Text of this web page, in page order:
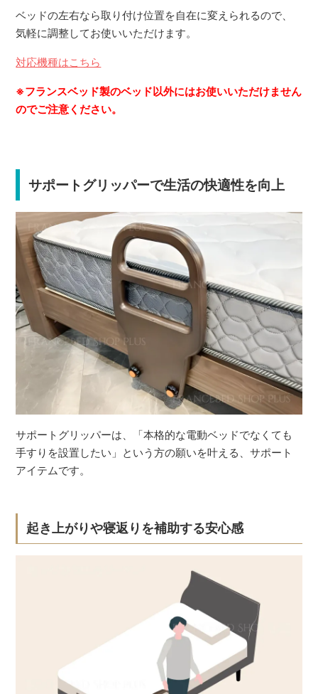
ベッドの左右なら取り付け位置を自在に変えられるので、
気軽に調整してお使いいただけます。
対応機種はこちら
※フランスベッド製のベッド以外にはお使いいただけません
のでご注意ください。
サポートグリッパーで生活の快適性を向上
サポートグリッパーは、「本格的な電動ベッドでなくても
手すりを設置したい」という方の願いを叶える、サポート
アイテムです。
起き上がりや寝返りを補助する安心感